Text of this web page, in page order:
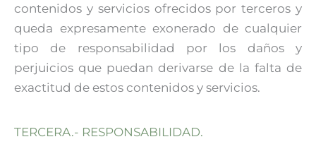
contenidos y servicios ofrecidos por terceros y
queda expresamente exonerado de cualquier
tipo de responsabilidad por los daños y
perjuicios que puedan derivarse de la falta de
exactitud de estos contenidos y servicios.
TERCERA.- RESPONSABILIDAD.